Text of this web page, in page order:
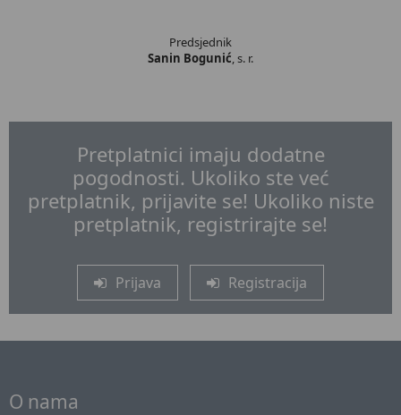
Predsjednik
Sanin Bogunić, s. r.
Pretplatnici imaju dodatne
pogodnosti. Ukoliko ste već
pretplatnik, prijavite se! Ukoliko niste
pretplatnik, registrirajte se!
Prijava Registracija
O nama